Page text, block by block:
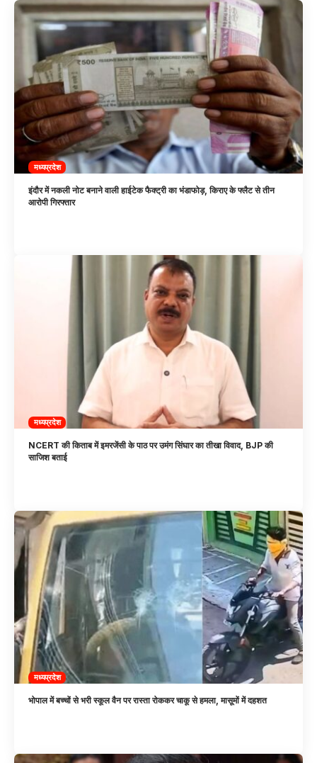
मध्यप्रदेश
इंदौर में नकली नोट बनाने वाली हाईटेक फैक्ट्री का भंडाफोड़, किराए के फ्लैट से तीन
आरोपी गिरफ्तार
मध्यप्रदेश
NCERT की किताब में इमरजेंसी के पाठ पर उमंग सिंघार का तीखा विवाद, BJP की
साजिश बताई
मध्यप्रदेश
भोपाल में बच्चों से भरी स्कूल वैन पर रास्ता रोककर चाकू से हमला, मासूमों में दहशत